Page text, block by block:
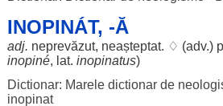
INOPINÁT, -Ă
adj. neprevăzut, neașteptat. ♢ (adv.)
inopiné, lat. inopinatus)
Dictionar: Marele dictionar de
inopinat